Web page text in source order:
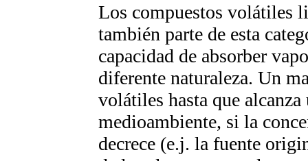
Los compuestos volátiles
también parte de esta
capacidad de absorber
diferente naturaleza. Un
volátiles hasta que
medioambiente, si la
decrece (e.j. la fuente